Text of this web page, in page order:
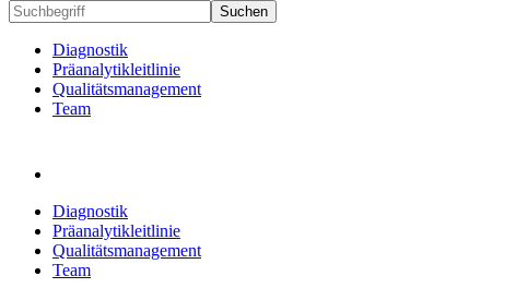
Suchen
Diagnostik
Präanalytikleitlinie
Qualitätsmanagement
Team
Diagnostik
Präanalytikleitlinie
Qualitätsmanagement
Team